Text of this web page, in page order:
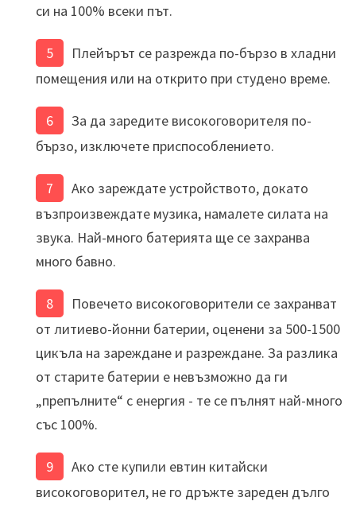
си на 100% всеки път.
Плейърът се разрежда по-бързо в хладни
помещения или на открито при студено време.
За да заредите високоговорителя по-
бързо, изключете приспособлението.
Ако зареждате устройството, докато
възпроизвеждате музика, намалете силата на
звука. Най-много батерията ще се захранва
много бавно.
Повечето високоговорители се захранват
от литиево-йонни батерии, оценени за 500-1500
цикъла на зареждане и разреждане. За разлика
от старите батерии е невъзможно да ги
„препълните“ с енергия - те се пълнят най-много
със 100%.
Ако сте купили евтин китайски
високоговорител, не го дръжте зареден дълго